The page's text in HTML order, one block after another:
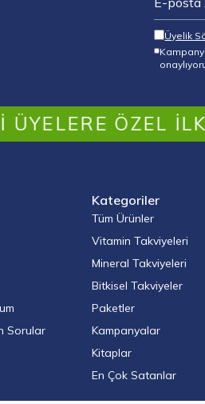
Üyelik
ÖZEL İLK
Sorular
Kategoriler
Tüm Ürünler
Vitamin Takviyeleri
Mineral Takviyeleri
Bitkisel Takviyeler
Paketler
Kampanyalar
Kitaplar
En Çok Satanlar